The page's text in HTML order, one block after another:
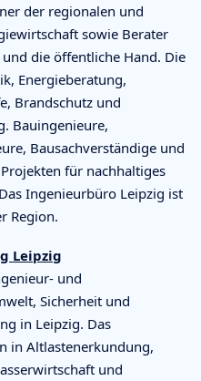
der regionalen und
sowie Berater
die öffentliche Hand. Die
Energieberatung,
Brandschutz und
Bauingenieure,
Bausachverständige und
für nachhaltiges
Ingenieurbüro Leipzig ist
Region.
Leipzig
und
Sicherheit und
in Leipzig. Das
in Altlastenerkundung,
und